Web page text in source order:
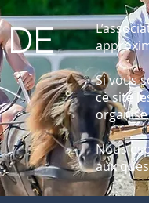
DE
Si vous
ce site
Nous
aux